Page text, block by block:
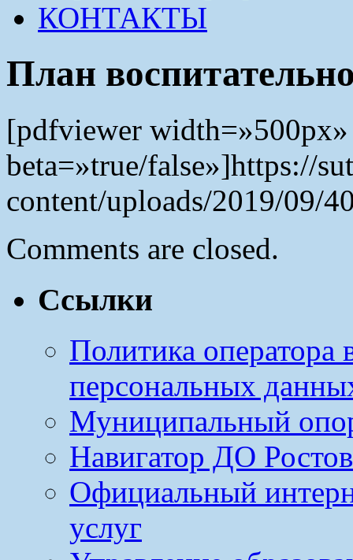
КОНТАКТЫ
План
[pdfviewer
beta=»true/false»]https://
content/uploads/2019/09/
Comments are closed.
Ссылки
Политика оператора
персональных
Муниципальный
Навигатор ДО
Официальный
услуг